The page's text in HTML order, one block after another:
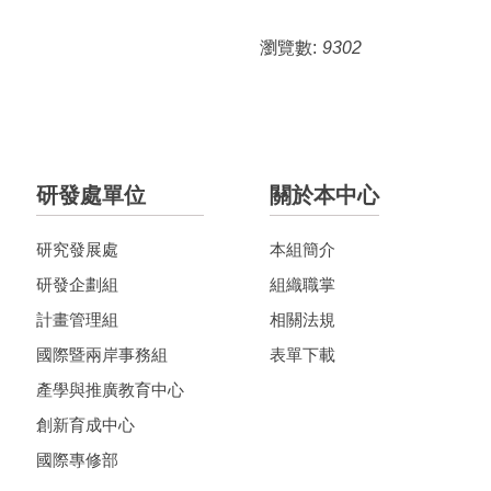
瀏覽數: 9302
研發處單位
研究發展處
研發企劃組
計畫管理組
國際暨兩岸事務組
產學與推廣教育中心
創新育成中心
國際專修部
關於本中心
本組簡介
組織職掌
相關法規
表單下載